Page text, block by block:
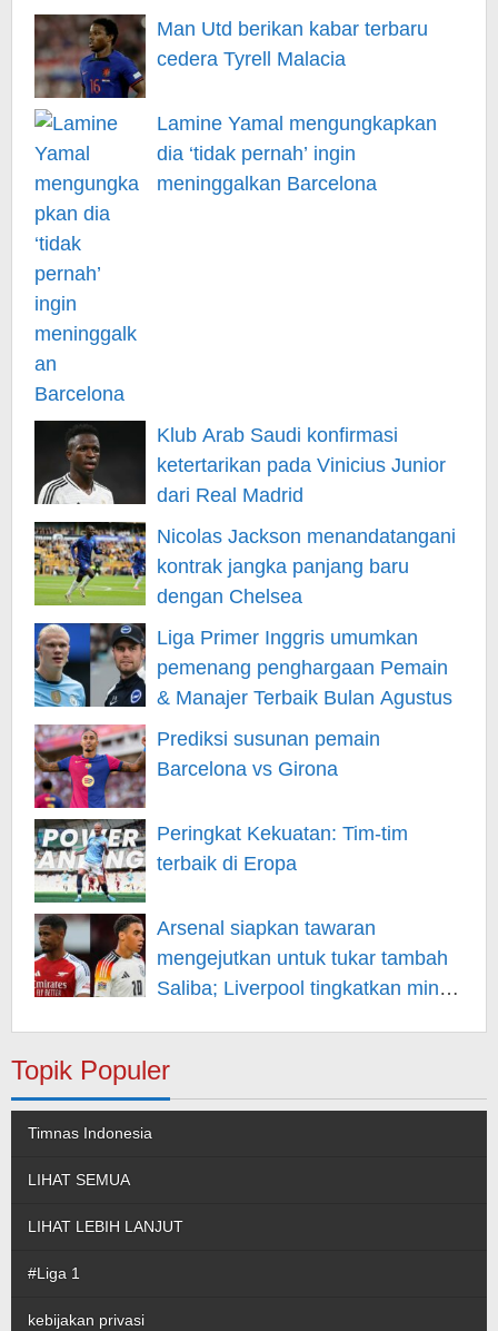
Man Utd berikan kabar terbaru
cedera Tyrell Malacia
Lamine Yamal mengungkapkan
dia ‘tidak pernah’ ingin
meninggalkan Barcelona
Klub Arab Saudi konfirmasi
ketertarikan pada Vinicius Junior
dari Real Madrid
Nicolas Jackson menandatangani
kontrak jangka panjang baru
dengan Chelsea
Liga Primer Inggris umumkan
pemenang penghargaan Pemain
& Manajer Terbaik Bulan Agustus
Prediksi susunan pemain
Barcelona vs Girona
Peringkat Kekuatan: Tim-tim
terbaik di Eropa
Arsenal siapkan tawaran
mengejutkan untuk tukar tambah
Saliba; Liverpool tingkatkan minat
Topik Populer
Timnas Indonesia
LIHAT SEMUA
LIHAT LEBIH LANJUT
#Liga 1
kebijakan privasi